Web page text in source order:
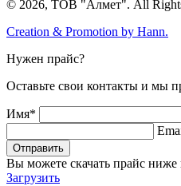
© 2026, ТОВ "Алмет". All
Creation & Promotion by Hann.
Нужен прайс?
Оставьте свои контакты и мы
Имя*
Отправить
Вы можете скачать прайс ниже
Загрузить